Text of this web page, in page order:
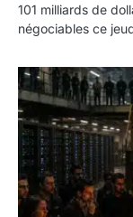
101 milliards de
négociables ce
ETH :